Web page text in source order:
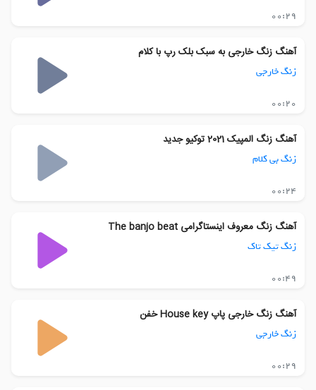
00:29
آهنگ زنگ خارجی به سبک بلک رپ با کلام
زنگ خارجی
00:20
آهنگ زنگ المپیک 2021 توکیو جدید
زنگ بی کلام
00:24
آهنگ زنگ معروف اینستاگرامی The banjo beat
زنگ تیک تاک
00:49
آهنگ زنگ خارجی پاپ House key خفن
زنگ خارجی
00:29